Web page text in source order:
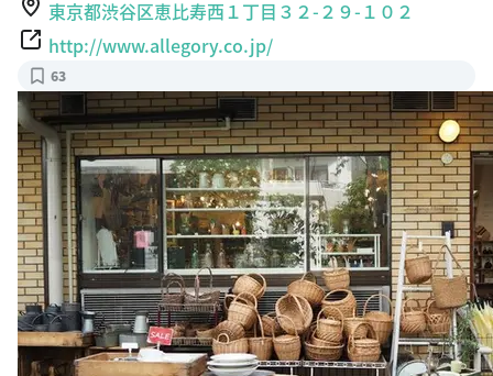
東京都渋谷区恵比寿西１丁目３２-２９-１０２
http://www.allegory.co.jp/
63